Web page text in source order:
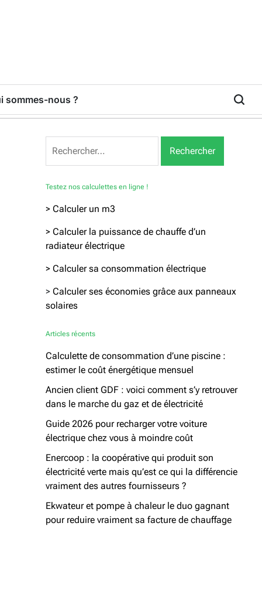
sommes-nous ?
Testez nos calculettes en ligne !
> Calculer un m3
> Calculer la puissance de chauffe d’un
radiateur électrique
> Calculer sa consommation électrique
> Calculer ses économies grâce aux panneaux
solaires
Articles récents
Calculette de consommation d’une piscine :
estimer le coût énergétique mensuel
Ancien client GDF : voici comment s’y retrouver
dans le marche du gaz et de électricité
Guide 2026 pour recharger votre voiture
électrique chez vous à moindre coût
Enercoop : la coopérative qui produit son
électricité verte mais qu’est ce qui la différencie
vraiment des autres fournisseurs ?
Ekwateur et pompe à chaleur le duo gagnant
pour reduire vraiment sa facture de chauffage